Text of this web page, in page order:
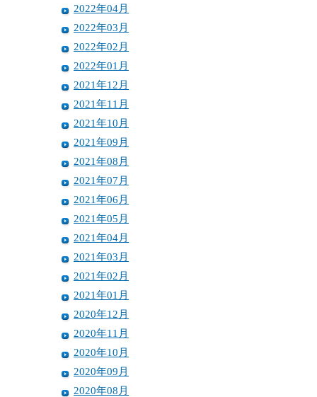
2022年04月
2022年03月
2022年02月
2022年01月
2021年12月
2021年11月
2021年10月
2021年09月
2021年08月
2021年07月
2021年06月
2021年05月
2021年04月
2021年03月
2021年02月
2021年01月
2020年12月
2020年11月
2020年10月
2020年09月
2020年08月